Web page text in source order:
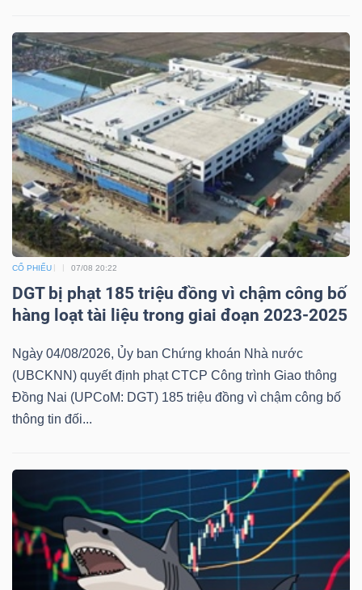
CỔ PHIẾU 07/08 20:22
DGT bị phạt 185 triệu đồng vì chậm công bố
hàng loạt tài liệu trong giai đoạn 2023-2025
Ngày 04/08/2026, Ủy ban Chứng khoán Nhà nước
(UBCKNN) quyết định phạt CTCP Công trình Giao thông
Đồng Nai (UPCoM: DGT) 185 triệu đồng vì chậm công bố
thông tin đối...